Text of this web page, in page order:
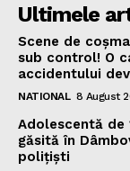
Ultimele
Scene de
sub control! O
accidentului
NATIONAL 8 August
Adolescentă de
găsită în
polițiști